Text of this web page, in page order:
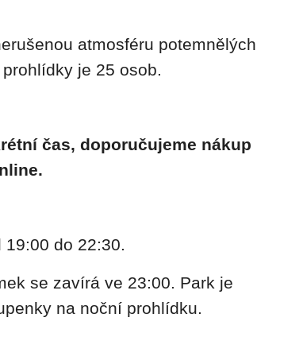
atmosféru potemnělých
je 25 osob.
čas, doporučujeme nákup
do 22:30.
se zavírá ve 23:00. Park je
na noční prohlídku.